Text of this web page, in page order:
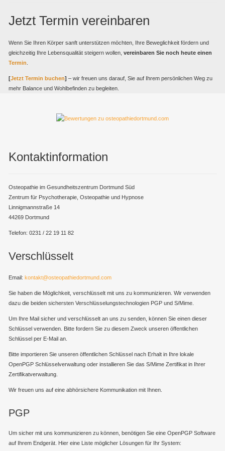
Jetzt Termin vereinbaren
Wenn Sie Ihren Körper sanft unterstützen möchten, Ihre Beweglichkeit fördern und
gleichzeitig Ihre Lebensqualität steigern wollen, vereinbaren Sie noch heute einen
Termin
[Jetzt Termin buchen] – wir freuen uns darauf, Sie auf Ihrem persönlichen Weg zu
mehr Balance und Wohlbefinden zu begleiten.
Kontaktinformation
Osteopathie im Gesundheitszentrum Dortmund Süd
Zentrum für Psychotherapie, Osteopathie und Hypnose
Linnigmannstraße 14
44269 Dortmund
Telefon: 0231 / 22 19 11 82
Verschlüsselt
Email: kontakt@osteopathiedortmund.com
Sie haben die Möglichkeit, verschlüsselt mit uns zu kommunizieren. Wir verwenden
dazu die beiden sichersten Verschlüsselungstechnologien PGP und S/Mime.
Um Ihre Mail sicher und verschlüsselt an uns zu senden, können Sie einen dieser
Schlüssel verwenden. Bitte fordern Sie zu diesem Zweck unseren öffentlichen
Schlüssel per E-Mail an.
Bitte importieren Sie unseren öffentlichen Schlüssel nach Erhalt in Ihre lokale
OpenPGP Schlüsselverwaltung oder installieren Sie das S/Mime Zertifikat in Ihrer
Zertifikatverwaltung.
Wir freuen uns auf eine abhörsichere Kommunikation mit Ihnen.
PGP
Um sicher mit uns kommunizieren zu können, benötigen Sie eine OpenPGP Software
auf Ihrem Endgerät. Hier eine Liste möglicher Lösungen für Ihr System: